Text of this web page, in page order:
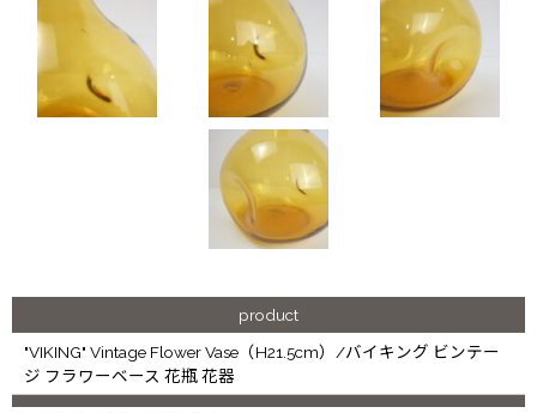
product
"VIKING" Vintage Flower Vase（H21.5cm）/バイキング ビンテー
ジ フラワーベース 花瓶 花器